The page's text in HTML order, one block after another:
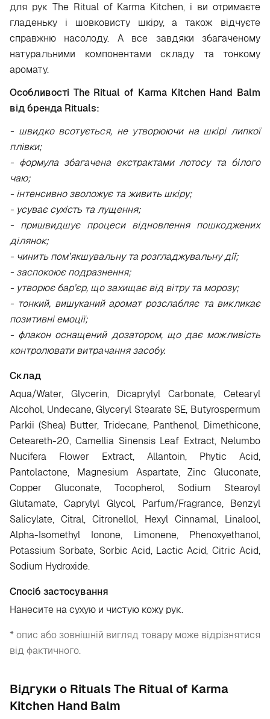
для рук The Ritual of Karma Kitchen, і ви отримаєте
гладеньку і шовковисту шкіру, а також відчуєте
справжню насолоду. А все завдяки збагаченому
натуральними компонентами складу та тонкому
аромату.
Особливості The Ritual of Karma Kitchen Hand Balm
від бренда Rituals:
- швидко всотується, не утворюючи на шкірі липкої
плівки;
- формула збагачена екстрактами лотосу та білого
чаю;
- інтенсивно зволожує та живить шкіру;
- усуває сухість та лущення;
- пришвидшує процеси відновлення пошкоджених
ділянок;
- чинить пом’якшувальну та розгладжувальну дії;
- заспокоює подразнення;
- утворює бар’єр, що захищає від вітру та морозу;
- тонкий, вишуканий аромат розслабляє та викликає
позитивні емоції;
- флакон оснащений дозатором, що дає можливість
контролювати витрачання засобу.
Склад
Aqua/Water, Glycerin, Dicaprylyl Carbonate, Cetearyl
Alcohol, Undecane, Glyceryl Stearate SE, Butyrospermum
Parkii (Shea) Butter, Tridecane, Panthenol, Dimethicone,
Ceteareth-20, Camellia Sinensis Leaf Extract, Nelumbo
Nucifera Flower Extract, Allantoin, Phytic Acid,
Pantolactone, Magnesium Aspartate, Zinc Gluconate,
Copper Gluconate, Tocopherol, Sodium Stearoyl
Glutamate, Caprylyl Glycol, Parfum/Fragrance, Benzyl
Salicylate, Citral, Citronellol, Hexyl Cinnamal, Linalool,
Alpha-Isomethyl Ionone, Limonene, Phenoxyethanol,
Potassium Sorbate, Sorbic Acid, Lactic Acid, Citric Acid,
Sodium Hydroxide.
Спосіб застосування
Нанесите на сухую и чистую кожу рук.
* опис або зовнішній вигляд товару може відрізнятися
від фактичного.
Відгуки о Rituals The Ritual of Karma
Kitchen Hand Balm